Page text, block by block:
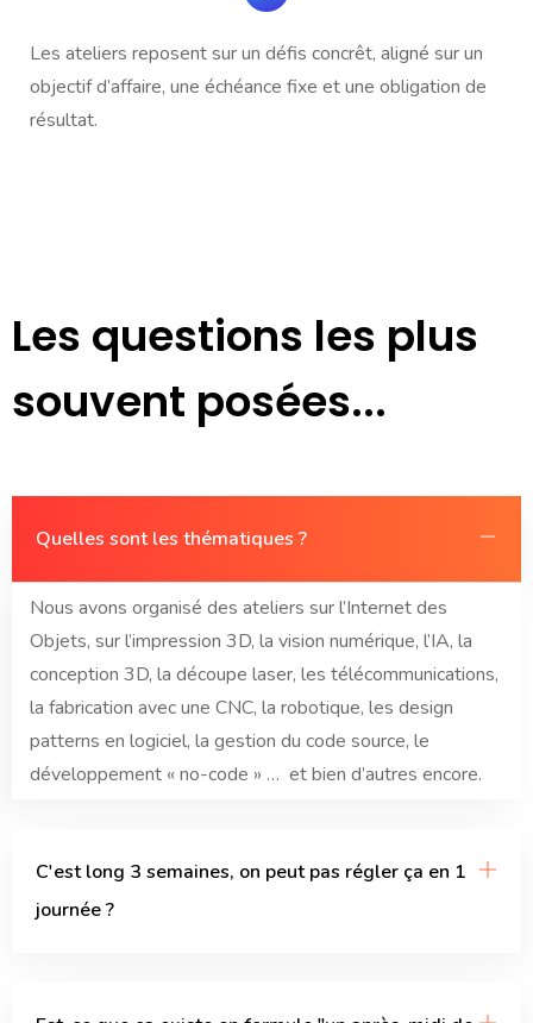
Les ateliers reposent sur un défis concrêt, aligné sur un
objectif d’affaire, une échéance fixe et une obligation de
résultat.
Les questions les plus
souvent posées...
Quelles sont les thématiques ?
Nous avons organisé des ateliers sur l’Internet des
Objets, sur l’impression 3D, la vision numérique, l’IA, la
conception 3D, la découpe laser, les télécommunications,
la fabrication avec une CNC, la robotique, les design
patterns en logiciel, la gestion du code source, le
développement « no-code » … et bien d’autres encore.
C'est long 3 semaines, on peut pas régler ça en 1
journée ?